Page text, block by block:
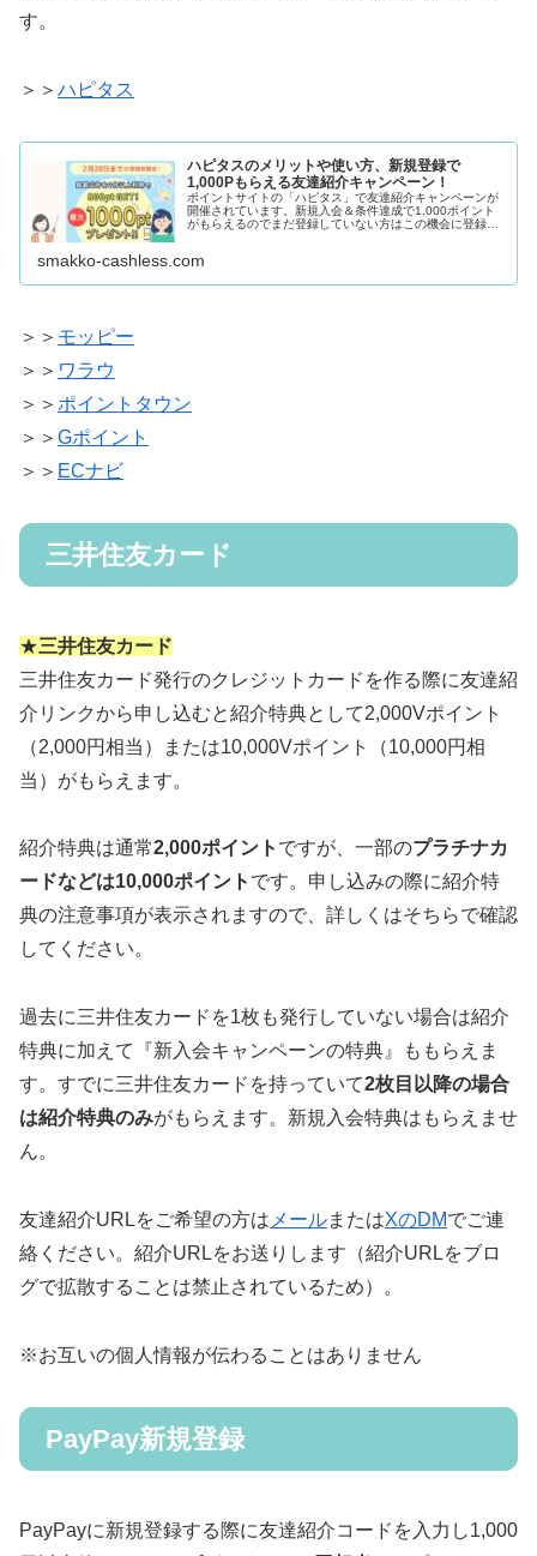
す。
＞＞ ハピタス
ハピタスのメリットや使い方、新規登録で
1,000Pもらえる友達紹介キャンペーン！
ポイントサイトの「ハピタス」で友達紹介キャンペーンが
開催されています。新規入会＆条件達成で1,000ポイント
がもらえるのでまだ登録していない方はこの機会に登録す
smakko-cashless.com
＞＞ モッピー
＞＞ ワラウ
＞＞ ポイントタウン
＞＞ Gポイント
＞＞ ECナビ
三井住友カード
★三井住友カード
三井住友カード発行のクレジットカードを作る際に友達紹
介リンクから申し込むと紹介特典として2,000Vポイント
（2,000円相当）または10,000Vポイント（10,000円相
当）がもらえます。
紹介特典は通常2,000ポイント ですが、一部のプラチナカ
ードなどは10,000ポイント です。申し込みの際に紹介特
典の注意事項が表示されますので、詳しくはそちらで確認
してください。
過去に三井住友カードを1枚も発行していない場合は紹介
特典に加えて『新入会キャンペーンの特典』ももらえま
す。すでに三井住友カードを持っていて2枚目以降の場合
は紹介特典のみがもらえます。新規入会特典はもらえませ
ん。
友達紹介URLをご希望の方は メールまたはXのDMでご連
絡ください。紹介URLをお送りします（紹介URLをブロ
グで拡散することは禁止されているため）。
※お互いの個人情報が伝わることはありません
PayPay新規登録
PayPayに新規登録する際に友達紹介コードを入力し1,000